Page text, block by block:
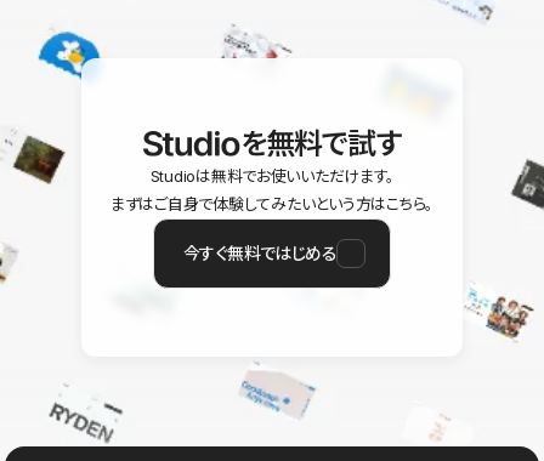
を無料で試す
Studioは無料でお使いいただけます。
まずはご自身で体験してみたいという方はこちら。
今すぐ無料ではじめる